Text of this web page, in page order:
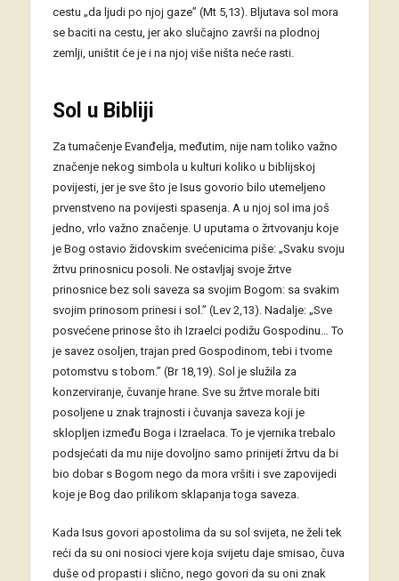
cestu „da ljudi po njoj gaze” (Mt 5,13). Bljutava sol mora
se baciti na cestu, jer ako slučajno završi na plodnoj
zemlji, uništit će je i na njoj više ništa neće rasti.
Sol u Bibliji
Za tumačenje Evanđelja, međutim, nije nam toliko važno
značenje nekog simbola u kulturi koliko u biblijskoj
povijesti, jer je sve što je Isus govorio bilo utemeljeno
prvenstveno na povijesti spasenja. A u njoj sol ima još
jedno, vrlo važno značenje. U uputama o žrtvovanju koje
je Bog ostavio židovskim svećenicima piše: „Svaku svoju
žrtvu prinosnicu posoli. Ne ostavljaj svoje žrtve
prinosnice bez soli saveza sa svojim Bogom: sa svakim
svojim prinosom prinesi i sol.” (Lev 2,13). Nadalje: „Sve
posvećene prinose što ih Izraelci podižu Gospodinu… To
je savez osoljen, trajan pred Gospodinom, tebi i tvome
potomstvu s tobom.” (Br 18,19). Sol je služila za
konzerviranje, čuvanje hrane. Sve su žrtve morale biti
posoljene u znak trajnosti i čuvanja saveza koji je
sklopljen između Boga i Izraelaca. To je vjernika trebalo
podsjećati da mu nije dovoljno samo prinijeti žrtvu da bi
bio dobar s Bogom nego da mora vršiti i sve zapovijedi
koje je Bog dao prilikom sklapanja toga saveza.
Kada Isus govori apostolima da su sol svijeta, ne želi tek
reći da su oni nosioci vjere koja svijetu daje smisao, čuva
duše od propasti i slično, nego govori da su oni znak